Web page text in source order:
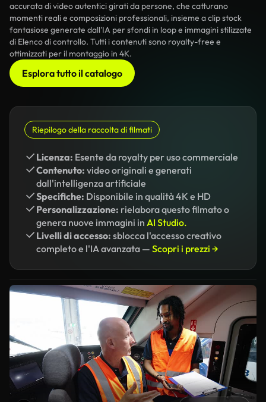
accurata di video autentici girati da persone, che catturano
momenti reali e composizioni professionali, insieme a clip stock
fantasiose generate dall'IA per sfondi in loop e immagini stilizzate
di Elenco di controllo. Tutti i contenuti sono royalty-free e
ottimizzati per il montaggio in 4K.
Esplora tutto il catalogo
Riepilogo della raccolta di filmati
Licenza: Esente da royalty per uso commerciale
Contenuto: video originali e generati
dall'intelligenza artificiale
Specifiche: Disponibile in qualità 4K e HD
Personalizzazione: rielabora questo filmato o
genera nuove immagini in AI Studio.
Livelli di accesso: sblocca l'accesso creativo
completo e l'IA avanzata — Scopri i prezzi →